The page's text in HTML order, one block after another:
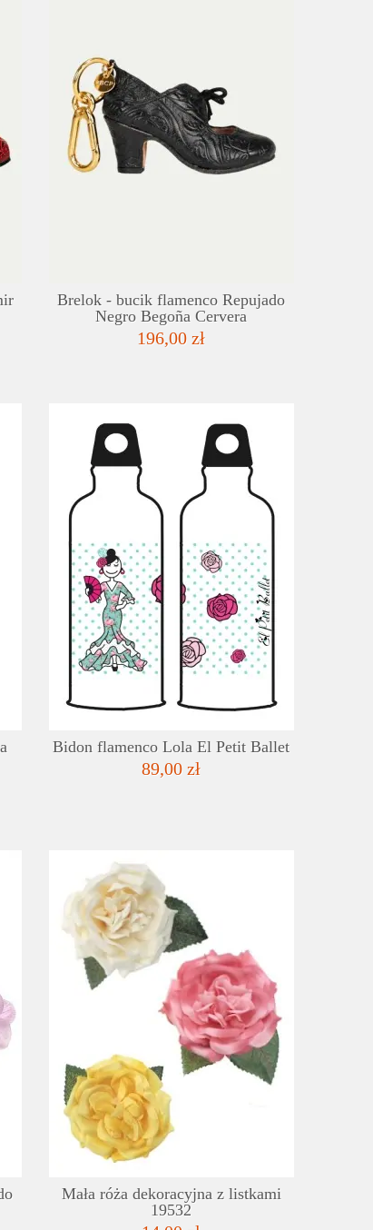
Brelok - bucik flamenco Repujado
Negro Begoña Cervera
196,00 zł
LISTA ŻYCZEŃ
SZCZEGÓŁY
Bidon flamenco Lola El Petit Ballet
89,00 zł
LISTA ŻYCZEŃ
SZCZEGÓŁY
Mała róża dekoracyjna z listkami
19532